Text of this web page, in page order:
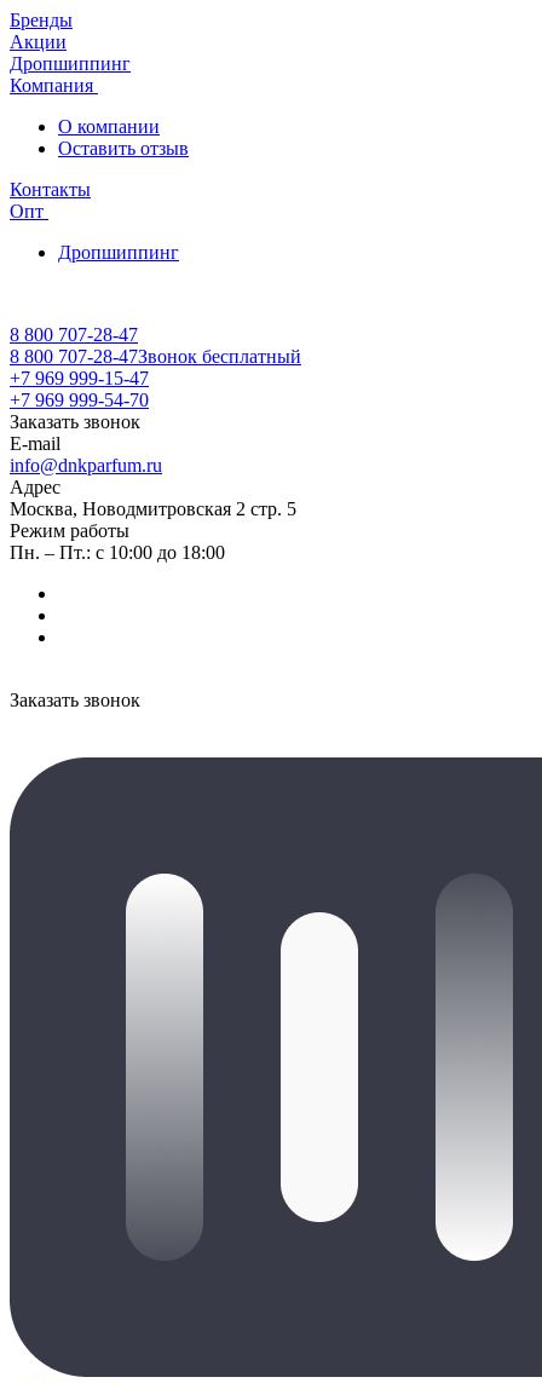
Бренды
Акции
Дропшиппинг
Компания
О компании
Оставить отзыв
Контакты
Опт
Дропшиппинг
8 800 707-28-47
8 800 707-28-47Звонок бесплатный
+7 969 999-15-47
+7 969 999-54-70
Заказать звонок
E-mail
info@dnkparfum.ru
Адрес
Москва, Новодмитровская 2 стр. 5
Режим работы
Пн. – Пт.: с 10:00 до 18:00
Заказать звонок